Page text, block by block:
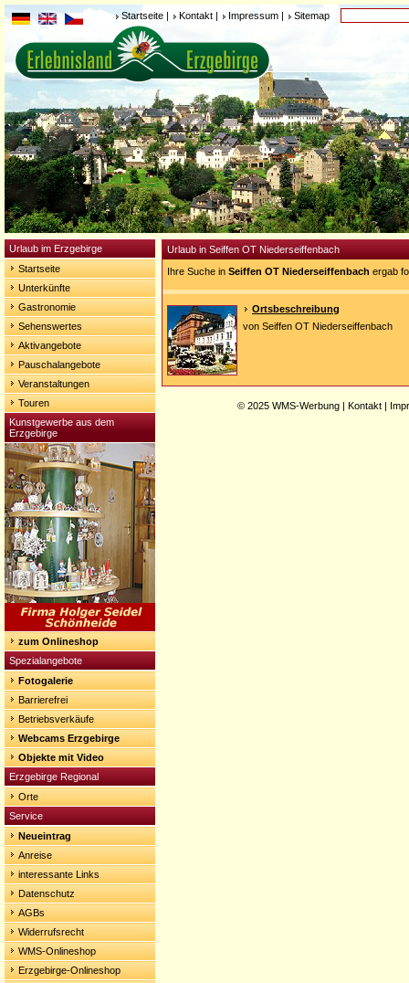
Startseite | Kontakt | Impressum | Sitemap
Urlaub im Erzgebirge
Startseite
Unterkünfte
Gastronomie
Sehenswertes
Aktivangebote
Pauschalangebote
Veranstaltungen
Touren
Kunstgewerbe aus dem
Erzgebirge
zum Onlineshop
Spezialangebote
Fotogalerie
Barrierefrei
Betriebsverkäufe
Webcams Erzgebirge
Objekte mit Video
Erzgebirge Regional
Orte
Service
Neueintrag
Anreise
interessante Links
Datenschutz
AGBs
Widerrufsrecht
WMS-Onlineshop
Erzgebirge-Onlineshop
Urlaub in Seiffen OT Niederseiffenbach
Ihre Suche in Seiffen OT Niederseiffenbach ergab
Ortsbeschreibung
von Seiffen OT Niederseiffenbach
© 2025 WMS-Werbung | Kontakt |